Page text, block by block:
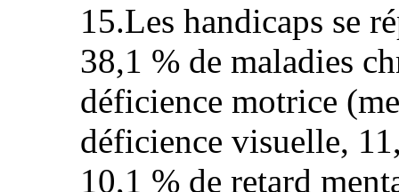
15.Les handicaps se
38,1 % de maladies
déficience motrice
déficience visuelle,
10,1 % de retard